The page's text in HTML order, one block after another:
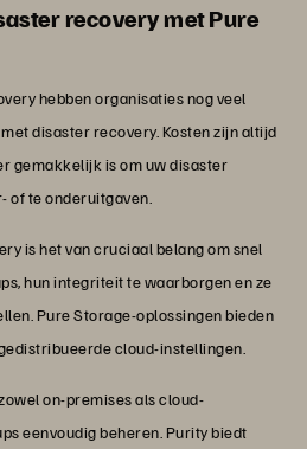
recovery met Pure
hebben organisaties nog veel
disaster recovery. Kosten zijn altijd
gemakkelijk is om uw disaster
of te onderuitgaven.
is het van cruciaal belang om snel
hun integriteit te waarborgen en ze
Pure Storage-oplossingen bieden
cloud-instellingen.
on-premises als cloud-
eenvoudig beheren. Purity biedt